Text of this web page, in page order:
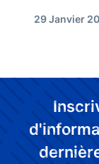
29 Janvier